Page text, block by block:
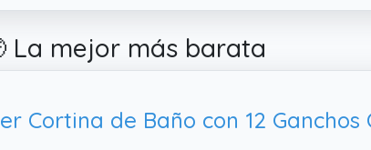
La mejor más barata